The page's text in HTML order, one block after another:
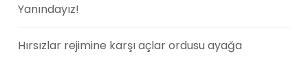
Yanındayız!
Hırsızlar rejimine karşı açlar ordusu ayağa